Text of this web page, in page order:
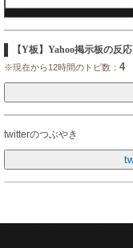
【Y板】Yahoo掲示板の反応
※現在から12時間のトピ数： 4
twitterのつぶやき